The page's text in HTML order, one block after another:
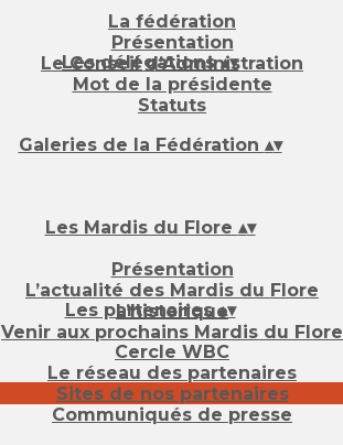
La fédération
Présentation
Le Conseil d’Administration
Mot de la présidente
Statuts
Les délégations▴▾
Galeries de la Fédération ▴▾
Les Mardis du Flore ▴▾
Présentation
L’actualité des Mardis du Flore
L’historique
Venir aux prochains Mardis du Flore
Les partenaires▴▾
Cercle WBC
Le réseau des partenaires
Sites de nos partenaires
Communiqués de presse